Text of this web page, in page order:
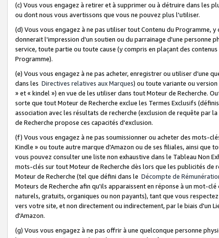
(c) Vous vous engagez à retirer et à supprimer ou à détruire dans les
ou dont nous vous avertissons que vous ne pouvez plus l'utiliser.
(d) Vous vous engagez à ne pas utiliser tout Contenu du Programme,
donnerait l'impression d'un soutien ou du parrainage d'une personne
service, toute partie ou toute cause (y compris en plaçant des
Programme).
(e) Vous vous engagez à ne pas acheter, enregistrer ou utiliser d’une
dans les Directives relatives aux Marques) ou toute variante ou
» et « kindel ») en vue de les utiliser dans tout Moteur de Recherche.
sorte que tout Moteur de Recherche exclue les Termes Exclusifs
association avec les résultats de recherche (exclusion de requête
de Recherche propose ces capacités d'exclusion.
(f) Vous vous engagez à ne pas soumissionner ou acheter des mots-
Kindle » ou toute autre marque d'Amazon ou de ses filiales, ainsi que
vous pouvez consulter une liste non exhaustive dans le Tableau Non
mots-clés sur tout Moteur de Recherche dès lors que les publicités de
Moteur de Recherche (tel que défini dans le Décompte de
Moteurs de Recherche afin qu'ils apparaissent en réponse à un mot-
naturels, gratuits, organiques ou non payants), tant que vous
vers votre site, et non directement ou indirectement, par le biais d'un
d'Amazon.
(g) Vous vous engagez à ne pas offrir à une quelconque personne